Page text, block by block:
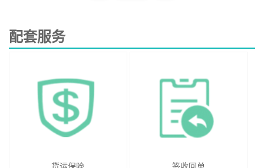
配套服务